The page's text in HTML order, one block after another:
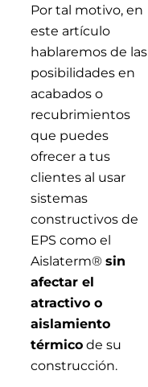
Por tal motivo, en
este artículo
hablaremos de las
posibilidades en
acabados o
recubrimientos
que puedes
ofrecer a tus
clientes al usar
sistemas
constructivos de
EPS como el
Aislaterm® sin
afectar el
atractivo o
aislamiento
térmicode su
construcción.